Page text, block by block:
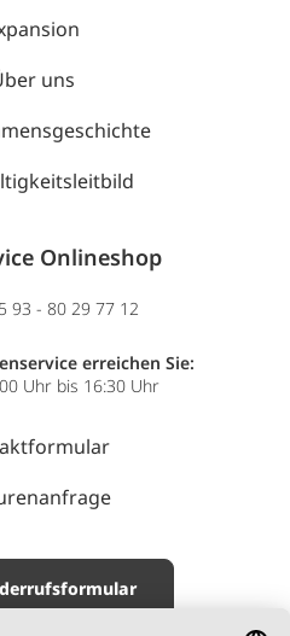
uns
Onlineshop
93 - 80 29 77 12
erreichen Sie:
Uhr bis 16:30 Uhr